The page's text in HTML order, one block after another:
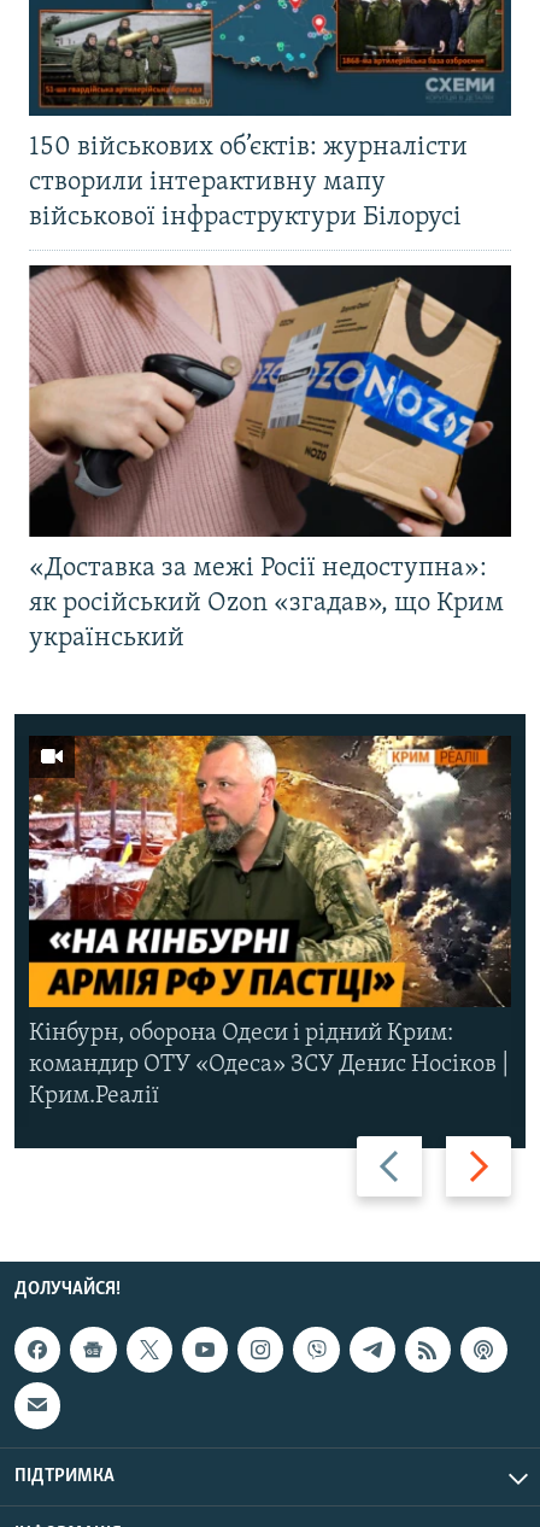
150 військових об’єктів: журналісти
створили інтерактивну мапу
військової інфраструктури Білорусі
«Доставка за межі Росії недоступна»:
як російський Ozon «згадав», що Крим
український
Назад Вперед
Кінбурн, оборона Одеси і рідний Крим:
командир ОТУ «Одеса» ЗСУ Денис Носіков |
Крим.Реалії
ДОЛУЧАЙСЯ!
ПІДТРИМКА